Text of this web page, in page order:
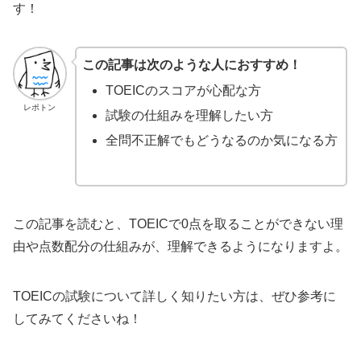
す！
レポトン
この記事は次のような人におすすめ！
TOEICのスコアが心配な方
試験の仕組みを理解したい方
全問不正解でもどうなるのか気になる方
この記事を読むと、TOEICで0点を取ることができない理
由や点数配分の仕組みが、理解できるようになりますよ。
TOEICの試験について詳しく知りたい方は、ぜひ参考に
してみてくださいね！